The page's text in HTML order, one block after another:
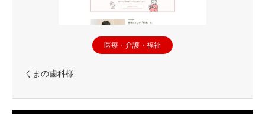
医療・介護・福祉
くまの歯科様